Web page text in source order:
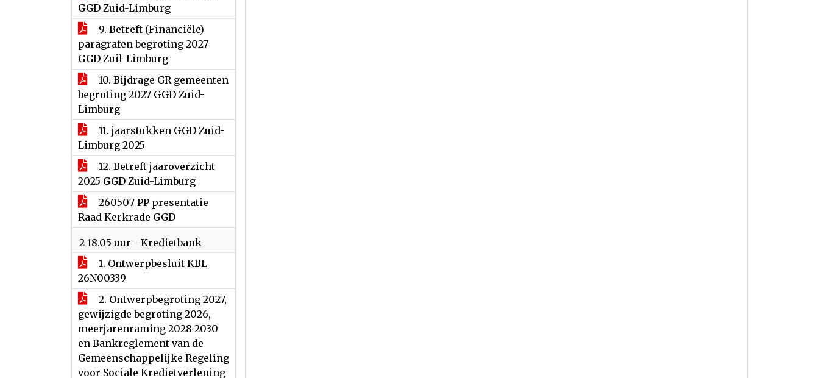
GGD Zuid-Limburg
9. Betreft (Financiële)
paragrafen begroting 2027
GGD Zuil-Limburg
10. Bijdrage GR gemeenten
begroting 2027 GGD Zuid-
Limburg
11. jaarstukken GGD Zuid-
Limburg 2025
12. Betreft jaaroverzicht
2025 GGD Zuid-Limburg
260507 PP presentatie
Raad Kerkrade GGD
2 18.05 uur - Kredietbank
1. Ontwerpbesluit KBL
26N00339
2. Ontwerpbegroting 2027,
gewijzigde begroting 2026,
meerjarenraming 2028-2030
en Bankreglement van de
Gemeenschappelijke Regeling
voor Sociale Kredietverlening